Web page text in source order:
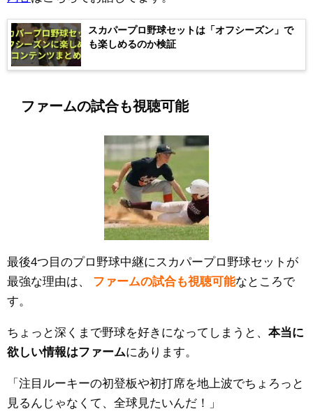
スカパープロ野球セットは「オフシーズン」で
も楽しめるのか検証
ファームの試合も視聴可能
最後4つ目のプロ野球中継にスカパープロ野球セットが
最強な理由は、
ファームの試合も視聴可能なところで
す。
ちょっと深くまで野球を好きになってしまうと、 本当に
欲しい情報はファームにあります。
「注目ルーキーの初登板や初打席を地上波でちょろっと
見るんじゃなくて、全球見たいんだ！」